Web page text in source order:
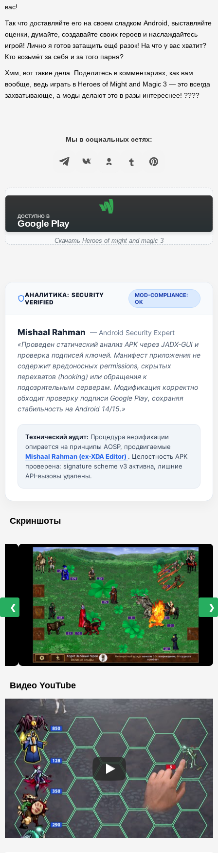
вас!
Так что доставляйте его на своем сладком Android, выставляйте
оценки, думайте, создавайте своих героев и наслаждайтесь
игрой! Лично я готов затащить ещё разок! На что у вас хватит?
Кто возьмёт за себя и за того парня?
Хмм, вот такие дела. Поделитесь в комментариях, как вам
вообще, ведь играть в Heroes of Might and Magic 3 — это всегда
захватывающе, а моды делают это в разы интереснее! ????
Мы в социальных сетях:
ДОСТУПНО В
Google Play
Скачать Heroes of might and magic 3
АНАЛИТИКА: SECURITY
VERIFIED
MOD-COMPLIANCE:
OK
Mishaal Rahman — Android Security Expert
«Проведен статический анализ APK через JADX-GUI и
проверка подписей ключей. Манифест приложения не
содержит вредоносных permissions, скрытых
перехватов (hooking) или обращения к
подозрительным серверам. Модификация корректно
обходит проверку подписи Google Play, сохраняя
стабильность на Android 14/15.»
Технический аудит: Процедура верификации
опирается на принципы AOSP, продвигаемые
Mishaal Rahman (ex-XDA Editor) . Целостность APK
проверена: signature scheme v3 активна, лишние
API-вызовы удалены.
Скриншоты
❮ ❯
Видео YouTube